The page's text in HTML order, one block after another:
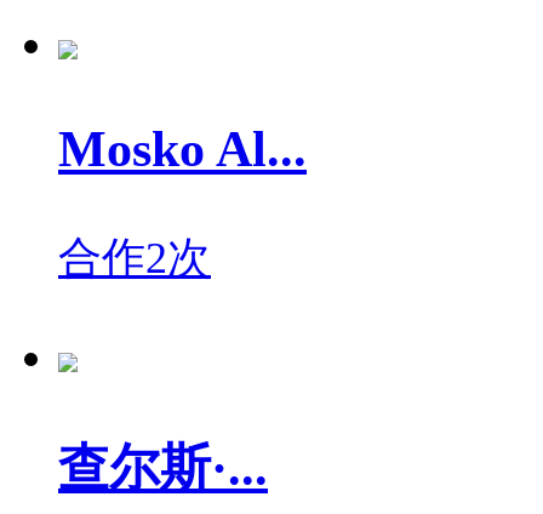
Mosko Al...
合作2次
查尔斯·...